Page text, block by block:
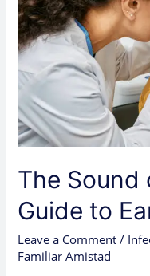
The Sound
Guide to
Leave a Comment /
Familiar Amistad
A
Guide
to
Ear
Health